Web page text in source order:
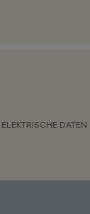
ELEKTRISCHE DATEN